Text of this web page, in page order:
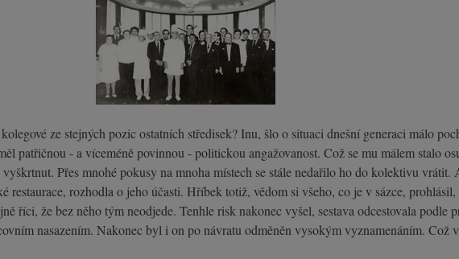
ze stejných pozic ostatních středisek? Inu, šlo o situaci dnešní generaci málo
patřičnou - a víceméně povinnou - politickou angažovanost. Což se mu málem stalo
Přes mnohé pokusy na mnoha místech se stále nedařilo ho do kolektivu vrátit.
restaurace, rozhodla o jeho účasti. Hříbek totiž, vědom si všeho, co je v sázce,
říci, že bez něho tým neodjede. Tenhle risk nakonec vyšel, sestava odcestovala podle
nasazením. Nakonec byl i on po návratu odměněn vysokým vyznamenáním. Což